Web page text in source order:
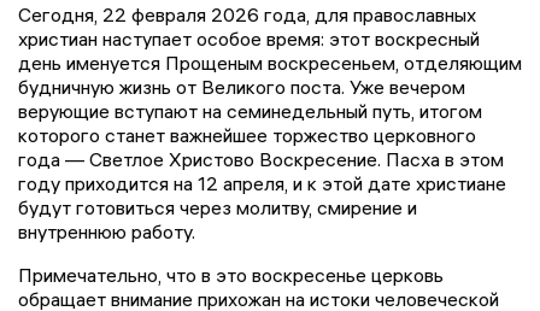
Сегодня, 22 февраля 2026 года, для православных
христиан наступает особое время: этот воскресный
день именуется Прощеным воскресеньем, отделяющим
будничную жизнь от Великого поста. Уже вечером
верующие вступают на семинедельный путь, итогом
которого станет важнейшее торжество церковного
года — Светлое Христово Воскресение. Пасха в этом
году приходится на 12 апреля, и к этой дате христиане
будут готовиться через молитву, смирение и
внутреннюю работу.
Примечательно, что в это воскресенье церковь
обращает внимание прихожан на истоки человеческой